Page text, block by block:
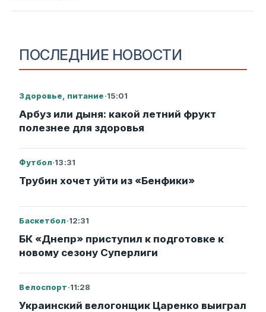
ПОСЛЕДНИЕ НОВОСТИ
Здоровье, питание·15:01
Арбуз или дыня: какой летний фрукт
полезнее для здоровья
Футбол·13:31
Трубин хочет уйти из «Бенфики»
Баскетбол·12:31
БК «Днепр» приступил к подготовке к
новому сезону Суперлиги
Велоспорт·11:28
Украинский велогонщик Царенко выиграл